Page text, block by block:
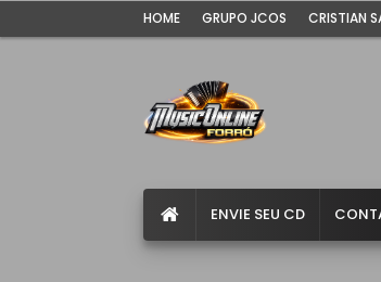
HOME GRUPO JCOS CRISTIAN
ENVIE SEU CD